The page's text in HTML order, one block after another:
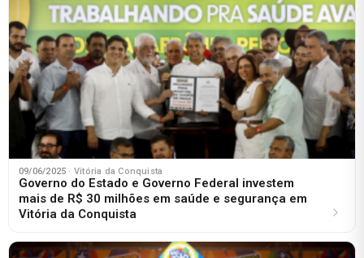
09/06/2025 · Vitória da Conquista
Governo do Estado e Governo Federal investem
mais de R$ 30 milhões em saúde e segurança em
Vitória da Conquista